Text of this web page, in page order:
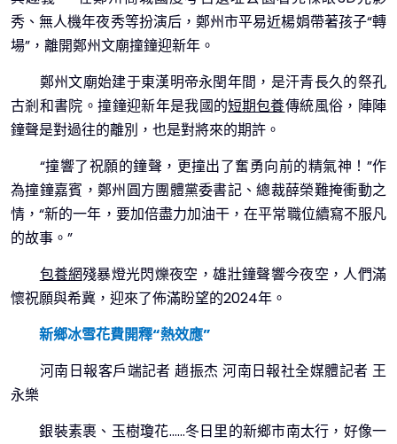
秀、無人機年夜秀等扮演后，鄭州市平易近楊娟帶著孩子“轉
場”，離開鄭州文廟撞鐘迎新年。
鄭州文廟始建于東漢明帝永閏年間，是汗青長久的祭孔
古剎和書院。撞鐘迎新年是我國的短期包養傳統風俗，陣陣
鐘聲是對過往的離別，也是對將來的期許。
“撞響了祝願的鐘聲，更撞出了奮勇向前的精氣神！”作
為撞鐘嘉賓，鄭州圓方團體黨委書記、總裁薛榮難掩衝動之
情，“新的一年，要加倍盡力加油干，在平常職位續寫不服凡
的故事。”
包養網殘暴燈光閃爍夜空，雄壯鐘聲響今夜空，人們滿
懷祝願與希冀，迎來了佈滿盼望的2024年。
新鄉冰雪花費開釋“熱效應”
河南日報客戶端記者 趙振杰 河南日報社全媒體記者 王
永樂
銀裝素裹、玉樹瓊花……冬日里的新鄉市南太行，好像一